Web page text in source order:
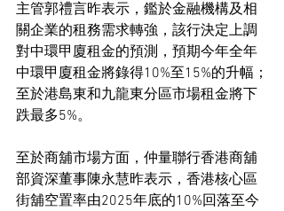
主管郭禮言昨表示，鑑於金融機構及相
關企業的租務需求轉強，該行決定上調
對中環甲廈租金的預測，預期今年全年
中環甲廈租金將錄得10%至15%的升幅；
至於港島東和九龍東分區市場租金將下
跌最多5%。
至於商舖市場方面，仲量聯行香港商舖
部資深董事陳永慧昨表示，香港核心區
街舖空置率由2025年底的10%回落至今